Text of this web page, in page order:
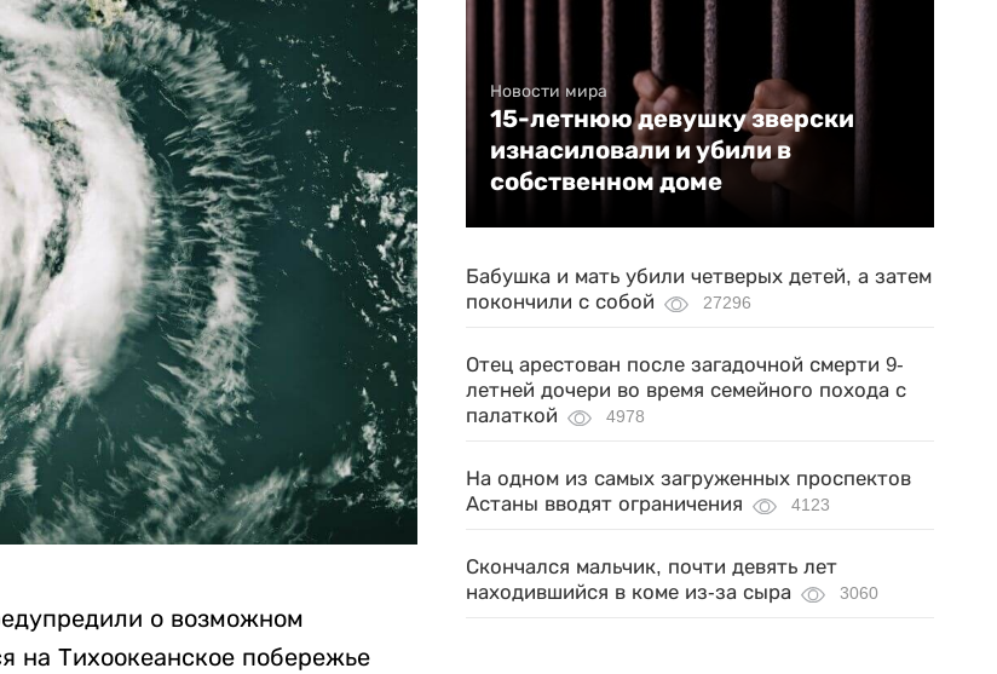
о возможном
на Тихоокеанское побережье
Новости мира
15-летнюю девушку зверски
изнасиловали и убили в
собственном доме
Бабушка и мать убили четверых детей, а затем
покончили с собой
27296
Отец арестован после загадочной смерти 9-
летней дочери во время семейного похода с
палаткой
4978
На одном из самых загруженных проспектов
Астаны вводят ограничения
4123
Скончался мальчик, почти девять лет
находившийся в коме из-за сыра
3060